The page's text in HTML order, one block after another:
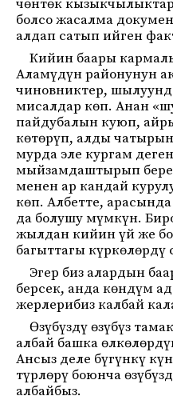
чөнтөк
болсо жасалма
алдап сатып ийген
Кийин баары
Аламүдүн районунун
чиновниктер,
мисалдар көп. Анан
пайдубалын куюп,
көтөрүп, алды
мурда эле кургам
мыйзамдаштырып
менен ар кандай
көп. Албетте,
да болушу мүмкүн.
жылдан кийин үй же
багыттагы күркөлөрдү
Эгер биз алардын
берсек, анда көндүм
жерлерибиз калбай
Өзүбүздү өзүбүз
албай башка
Ансыз деле бүгүнкү
түрлөрү боюнча
албайбыз.